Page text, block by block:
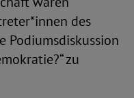
des
Podiumsdiskussion
zu